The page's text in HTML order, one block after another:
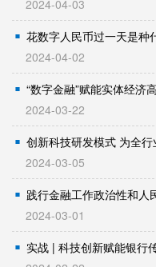
2024-04-03
花数字人民币过一天是种
2024-04-02
“数字金融”赋能实体经济
2024-03-22
创新科技研发模式 为全
2024-03-05
践行金融工作政治性和人
2024-03-01
实战 | 科技创新赋能银行